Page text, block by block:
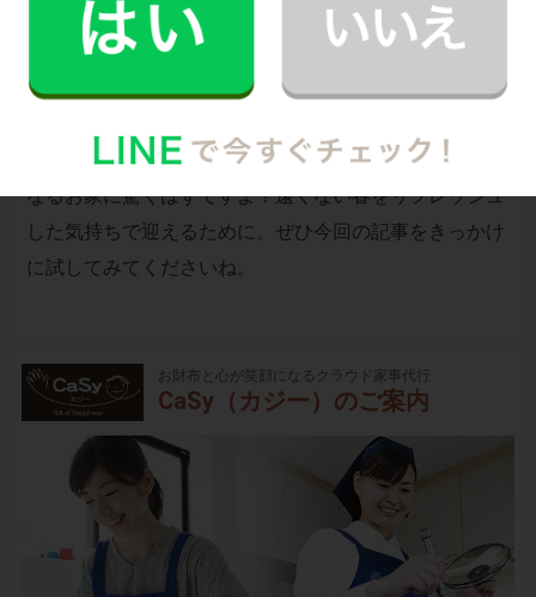
な空間を保つことができます。
年末年始、また季節の変わり目、年度の初めなど、気分
てください。専門家による洗浄で見違えるほどきれいに
なるお家に驚くはずですよ！遠くない春をリフレッシュ
した気持ちで迎えるために、ぜひ今回の記事をきっかけ
に試してみてくださいね。
お財布と心が笑顔になるクラウド家事代行
CaSy（カジー）のご案内